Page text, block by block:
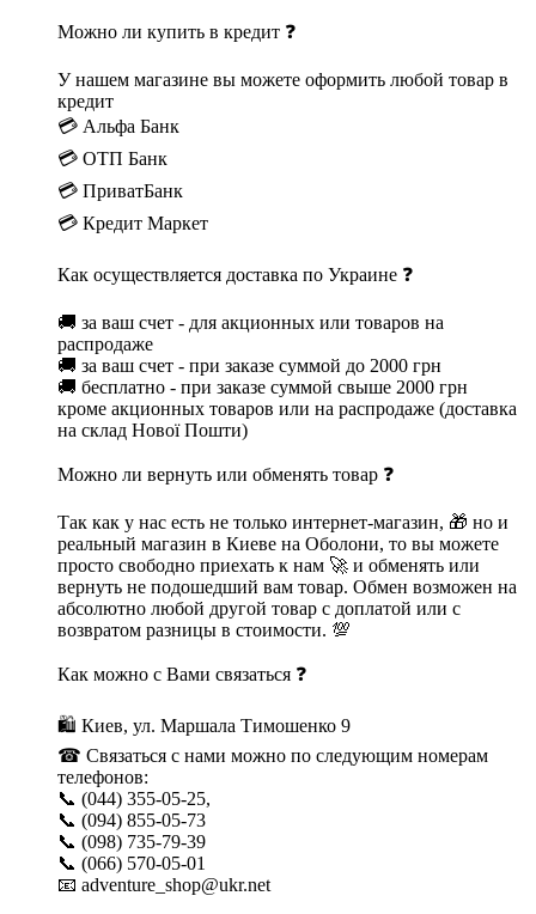
Можно ли купить в кредит ❓
У нашем магазине вы можете оформить любой товар в
кредит
💳 Альфа Банк
💳 ОТП Банк
💳 ПриватБанк
💳 Кредит Маркет
Как осуществляется доставка по Украине ❓
🚚 за ваш счет - для акционных или товаров на
распродаже
🚚 за ваш счет - при заказе суммой до 2000 грн
🚚 бесплатно - при заказе суммой свыше 2000 грн
кроме акционных товаров или на распродаже (доставка
на склад Нової Пошти)
Можно ли вернуть или обменять товар ❓
Так как у нас есть не только интернет-магазин, 🎁 но и
реальный магазин в Киеве на Оболони, то вы можете
просто свободно приехать к нам 🚀 и обменять или
вернуть не подошедший вам товар. Обмен возможен на
абсолютно любой другой товар с доплатой или с
возвратом разницы в стоимости. 💯
Как можно с Вами связаться ❓
🛍 Киев, ул. Маршала Тимошенко 9
☎ Связаться с нами можно по следующим номерам
телефонов:
📞 (044) 355-05-25,
📞 (094) 855-05-73
📞 (098) 735-79-39
📞 (066) 570-05-01
📧 adventure_shop@ukr.net